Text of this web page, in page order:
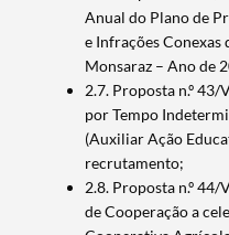
Anual do Plano de
e Infrações Conexas
Monsaraz – Ano de
2.7. Proposta n.º 43/
por Tempo
(Auxiliar Ação
recrutamento;
2.8. Proposta n.º
de Cooperação a